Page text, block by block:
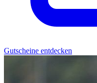
Gutscheine entdecken